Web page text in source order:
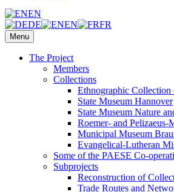
EN
DE
EN FR
Menu
The Project
Members
Collections
Ethnographic
State Museum Hannover
State Museum Nature
Roemer- and Pelizaeus-
Municipal Museum
Evangelical-Lutheran
Some of the PAESE Co-
Subprojects
Reconstruction of
Trade Routes and